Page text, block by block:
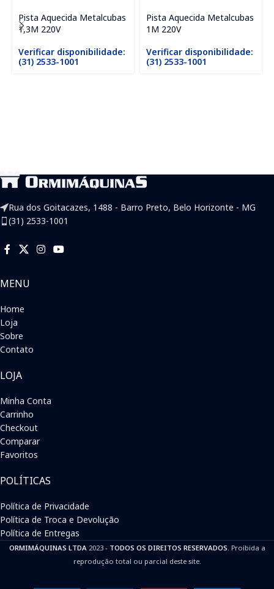
Pista Aquecida Metalcubas
1,3M 220V
Verificar disponibilidade:
(31) 2533-1001
Pista Aquecida Metalcubas
1M 220V
Verificar disponibilidade:
(31) 2533-1001
Rua dos Goitacazes, 1488 - Barro Preto, Belo Horizonte - MG
(31) 2533-1001
MENU
Home
Loja
Sobre
Contato
LOJA
Minha Conta
Carrinho
Checkout
Comparar
Favoritos
POLÍTICAS
Política de Privacidade
Política de Troca e Devolução
Política de Entregas
ORMIMÁQUINAS LTDA2023 - TODOS OS DIREITOS RESERVADOS. Proibida a
reprodução total ou parcial deste site.